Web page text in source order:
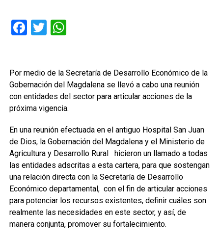
Facebook
TwitterWhatsApp
Por medio de la Secretaría de Desarrollo Económico de la
Gobernación del Magdalena se llevó a cabo una reunión
con entidades del sector para articular acciones de la
próxima vigencia.
En una reunión efectuada en el antiguo Hospital San Juan
de Dios, la Gobernación del Magdalena y el Ministerio de
Agricultura y Desarrollo Rural hicieron un llamado a todas
las entidades adscritas a esta cartera, para que sostengan
una relación directa con la Secretaría de Desarrollo
Económico departamental, con el fin de articular acciones
para potenciar los recursos existentes, definir cuáles son
realmente las necesidades en este sector, y así, de
manera conjunta, promover su fortalecimiento.